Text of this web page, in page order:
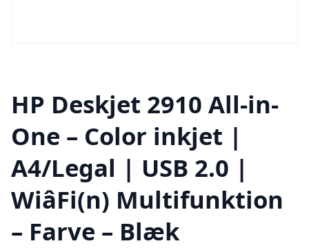
HP Deskjet 2910 All-in-
One – Color inkjet |
A4/Legal | USB 2.0 |
WiâFi(n) Multifunktion
– Farve – Blæk